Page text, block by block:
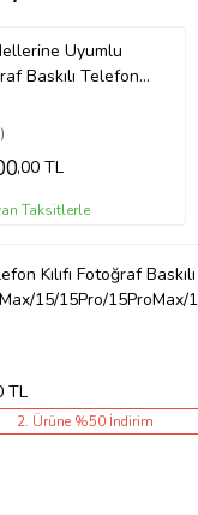
Uyumlu
Baskılı Telefon
,00 TL
Taksitlerle
Kılıfı Fotoğraf Baskılı
15/15Pro/
TL
2. Ürüne %50 İndirim